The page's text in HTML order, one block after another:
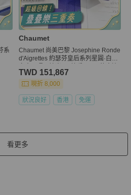
系
Chaumet
Chaumet 尚美巴黎 Josephine Ronde
d'Aigrettes 約瑟芬皇后系列星圓·白鷺
形切割海藍寶石，12顆點綴圓形切割
鑽石。宋慧喬同款
TWD 151,867
現折 8,000
狀況良好 香港 免運
看更多